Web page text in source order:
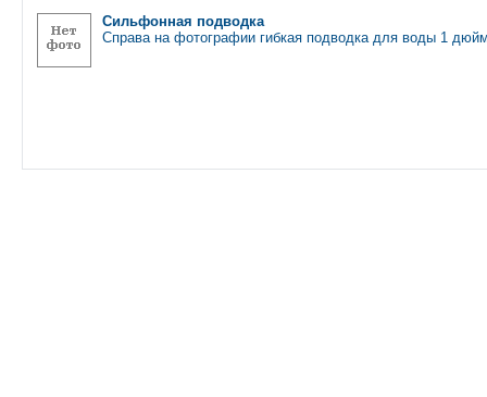
Сильфонная подводка
Справа на фотографии гибкая подводка для воды 1